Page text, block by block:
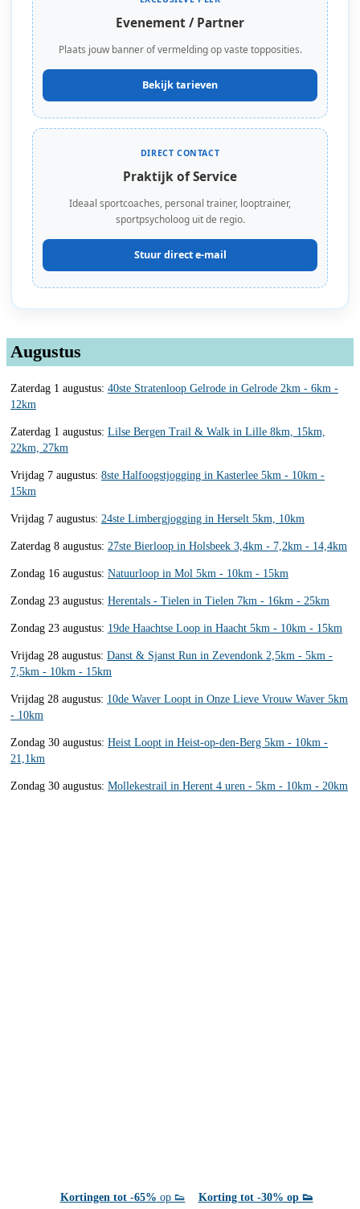
Evenement / Partner
Plaats jouw banner of vermelding op vaste topposities.
Bekijk tarieven
DIRECT CONTACT
Praktijk of Service
Ideaal sportcoaches, personal trainer, looptrainer,
sportpsycholoog uit de regio.
Stuur direct e-mail
Augustus
Zaterdag 1 augustus: 40ste Stratenloop Gelrode in Gelrode 2km - 6km -
12km
Zaterdag 1 augustus: Lilse Bergen Trail & Walk in Lille 8km, 15km,
22km, 27km
Vrijdag 7 augustus: 8ste Halfoogstjogging in Kasterlee 5km - 10km -
15km
Vrijdag 7 augustus: 24ste Limbergjogging in Herselt 5km, 10km
Zaterdag 8 augustus: 27ste Bierloop in Holsbeek 3,4km - 7,2km - 14,4km
Zondag 16 augustus: Natuurloop in Mol 5km - 10km - 15km
Zondag 23 augustus: Herentals - Tielen in Tielen 7km - 16km - 25km
Zondag 23 augustus: 19de Haachtse Loop in Haacht 5km - 10km - 15km
Vrijdag 28 augustus: Danst & Sjanst Run in Zevendonk 2,5km - 5km -
7,5km - 10km - 15km
Vrijdag 28 augustus: 10de Waver Loopt in Onze Lieve Vrouw Waver 5km
- 10km
Zondag 30 augustus: Heist Loopt in Heist-op-den-Berg 5km - 10km -
21,1km
Zondag 30 augustus: Mollekestrail in Herent 4 uren - 5km - 10km - 20km
Kortingen tot -65% op 👟 Korting tot -30% op 👟